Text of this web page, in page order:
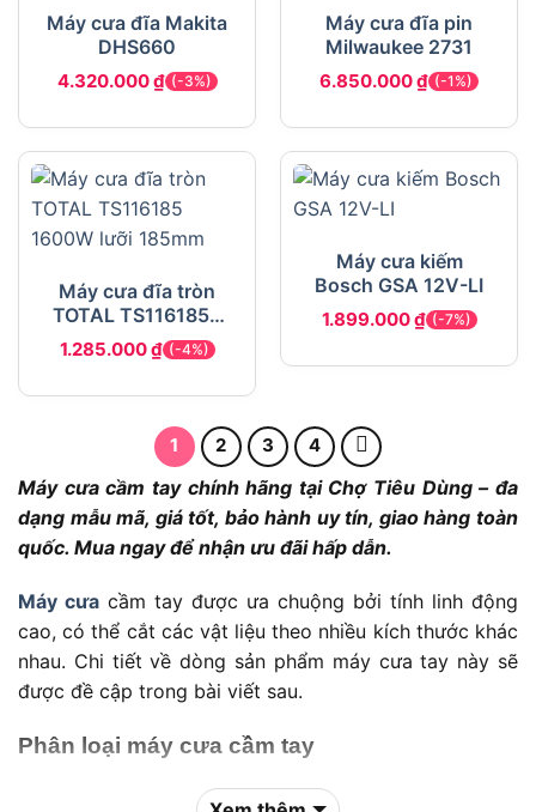
Máy cưa đĩa Makita
DHS660
4.320.000₫ (-3%)
Máy cưa đĩa pin
Milwaukee 2731
6.850.000₫ (-1%)
Máy cưa đĩa tròn
TOTAL TS1161856
1600W lưỡi 185mm
1.285.000₫ (-4%)
Máy cưa kiếm
Bosch GSA 12V-LI
1.899.000₫ (-7%)
1 2 3 4
Máy cưa cầm tay chính hãng tại Chợ Tiêu Dùng – đa
dạng mẫu mã, giá tốt, bảo hành uy tín, giao hàng toàn
quốc. Mua ngay để nhận ưu đãi hấp dẫn.
Máy cưa cầm tay được ưa chuộng bởi tính linh động
cao, có thể cắt các vật liệu theo nhiều kích thước khác
nhau. Chi tiết về dòng sản phẩm máy cưa tay này sẽ
được đề cập trong bài viết sau.
Phân loại máy cưa cầm tay
cầm tay là công cụ không thể thiếu trong